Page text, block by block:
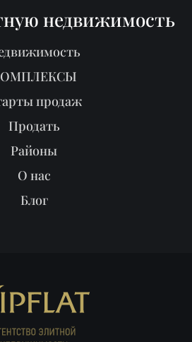
недвижимость
продаж
Продать
Районы
О нас
Блог